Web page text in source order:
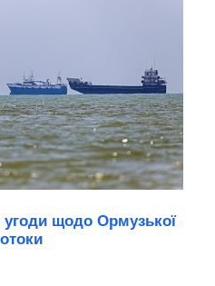
угоди щодо Ормузької